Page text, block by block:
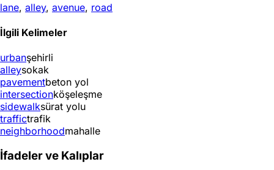
lane, alley, avenue, road
İlgili Kelimeler
urbanşehirli
alleysokak
pavementbeton yol
intersectionköşeleşme
sidewalksürat yolu
traffictrafik
neighborhoodmahalle
İfadeler ve Kalıplar